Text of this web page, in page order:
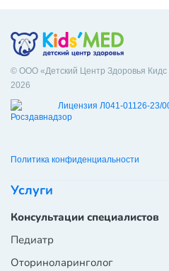
© ООО «Детский Центр Здоровья
2026
Лицензия Л041-01126-23/
Политика конфиденциальности
Услуги
Консультации специалистов
Педиатр
Оториноларинголог